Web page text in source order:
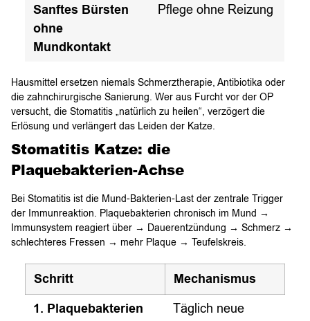
Sanftes Bürsten
ohne
Mundkontakt
Pflege ohne Reizung
Hausmittel ersetzen niemals Schmerztherapie, Antibiotika oder
die zahnchirurgische Sanierung. Wer aus Furcht vor der OP
versucht, die Stomatitis „natürlich zu heilen“, verzögert die
Erlösung und verlängert das Leiden der Katze.
Stomatitis Katze: die
Plaquebakterien-Achse
Bei Stomatitis ist die Mund-Bakterien-Last der zentrale Trigger
der Immunreaktion. Plaquebakterien chronisch im Mund →
Immunsystem reagiert über → Dauerentzündung → Schmerz →
schlechteres Fressen → mehr Plaque → Teufelskreis.
Schritt
Mechanismus
1. Plaquebakterien
Täglich neue